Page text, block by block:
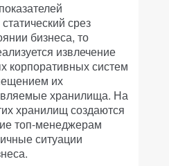
срез
бизнеса, то
извлечение
корпоративных систем
их
хранилища. На
хранилищ создаются
топ-менеджерам
ситуации